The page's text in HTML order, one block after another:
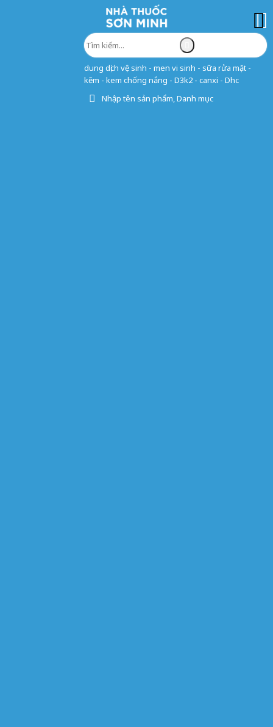
dung dịch vệ sinh - men vi sinh - sữa rửa mặt -
kẽm - kem chống nắng - D3k2 - canxi - Dhc
Nhập tên sản phẩm, Danh mục